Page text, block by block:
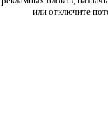
или отключите